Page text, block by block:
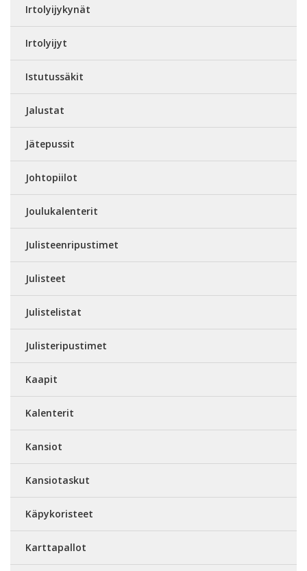
Irtolyijykynät
Irtolyijyt
Istutussäkit
Jalustat
Jätepussit
Johtopiilot
Joulukalenterit
Julisteenripustimet
Julisteet
Julistelistat
Julisteripustimet
Kaapit
Kalenterit
Kansiot
Kansiotaskut
Käpykoristeet
Karttapallot